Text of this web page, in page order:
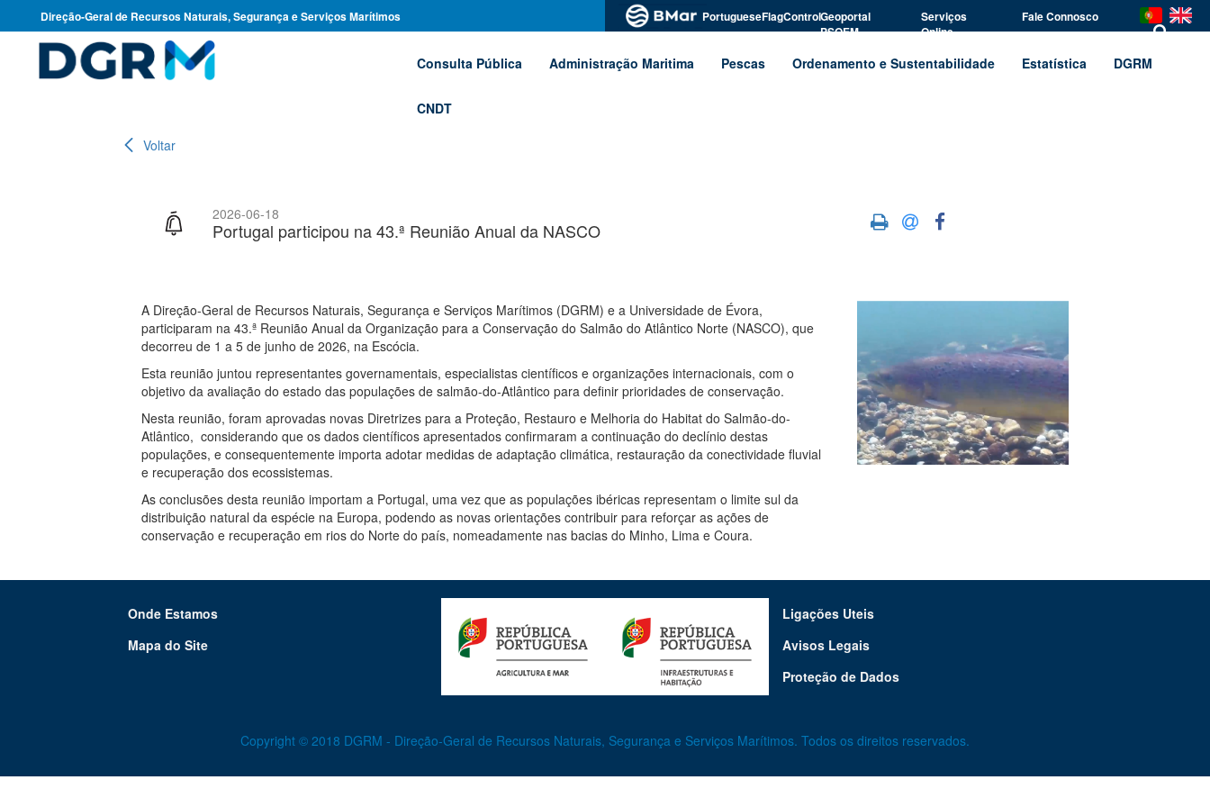
Direção-Geral de Recursos Naturais, Segurança e Serviços Marítimos PortugueseFlagControlGeoportal
PSOEM
Serviços
Online
Fale Connosco
Consulta Pública Administração Maritima Pescas Ordenamento e Sustentabilidade Estatística DGRM
CNDT
Voltar
2026-06-18
Portugal participou na 43.ª Reunião Anual da NASCO
A Direção-Geral de Recursos Naturais, Segurança e Serviços Marítimos (DGRM) e a Universidade de Évora,
participaram na 43.ª Reunião Anual da Organização para a Conservação do Salmão do Atlântico Norte (NASCO), que
decorreu de 1 a 5 de junho de 2026, na Escócia.
Esta reunião juntou representantes governamentais, especialistas científicos e organizações internacionais, com o
objetivo da avaliação do estado das populações de salmão-do-Atlântico para definir prioridades de conservação.
Nesta reunião, foram aprovadas novas Diretrizes para a Proteção, Restauro e Melhoria do Habitat do Salmão-do-
Atlântico, considerando que os dados científicos apresentados confirmaram a continuação do declínio destas
populações, e consequentemente importa adotar medidas de adaptação climática, restauração da conectividade fluvial
e recuperação dos ecossistemas.
As conclusões desta reunião importam a Portugal, uma vez que as populações ibéricas representam o limite sul da
distribuição natural da espécie na Europa, podendo as novas orientações contribuir para reforçar as ações de
conservação e recuperação em rios do Norte do país, nomeadamente nas bacias do Minho, Lima e Coura.
Onde Estamos
Mapa do Site
Ligações Uteis
Avisos Legais
Proteção de Dados
Copyright © 2018 DGRM - Direção-Geral de Recursos Naturais, Segurança e Serviços Marítimos. Todos os direitos reservados.